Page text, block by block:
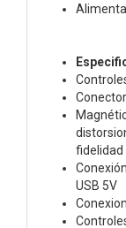
fidelidad
USB 5V